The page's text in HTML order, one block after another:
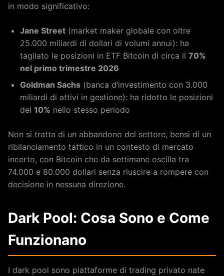
in modo significativo:
Jane Street (market maker globale con oltre
25.000 miliardi di dollari di volumi annui): ha
tagliato le posizioni in ETF Bitcoin di circa il 70%
nel primo trimestre 2026
Goldman Sachs (banca d’investimento con 3.000
miliardi di attivi in gestione): ha ridotto le posizioni
del 10% nello stesso periodo
Non si tratta di un abbandono del settore, bensì di un
ribilanciamento tattico in un contesto di mercato
incerto, con Bitcoin che da settimane oscilla tra
74.000 e 80.000 dollari senza riuscire a rompere con
decisione in nessuna direzione.
Dark Pool: Cosa Sono e Come
Funzionano
I dark pool sono piattaforme di trading privato nate